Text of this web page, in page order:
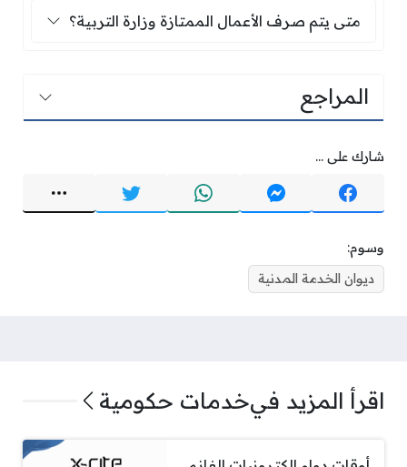
متى يتم صرف الأعمال الممتازة وزارة التربية؟
متى يتم صرف الأعمال الممتازة وزارة التربية؟
المراجع
شارك على ...
وسوم:
ديوان الخدمة المدنية
اقرأ المزيد فيخدمات حكومية